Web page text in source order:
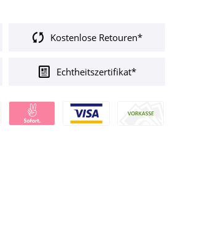
Kostenlose Retouren*
Echtheitszertifikat*